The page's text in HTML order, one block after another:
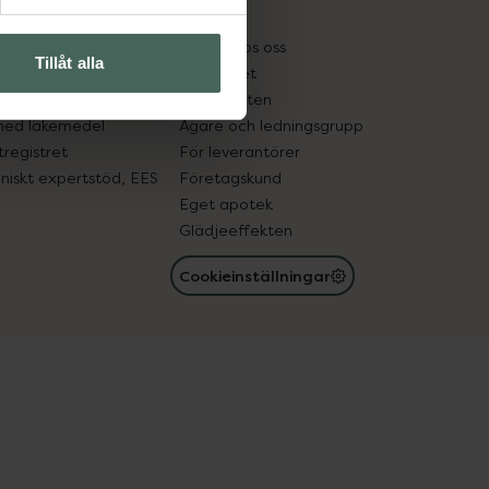
Tillåt alla
in gammal medicin
läkemedel
expertstöd, EES
Pressrum
Jobba hos oss
Hållbarhet
Samarbeten
Ägare och ledningsgrupp
För leverantörer
Företagskund
Eget apotek
Glädjeeffekten
Cookieinställningar